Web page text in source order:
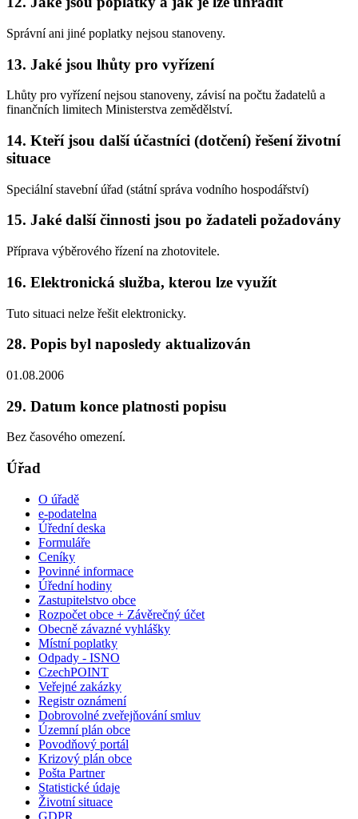
Správní ani jiné poplatky nejsou stanoveny.
13. Jaké jsou lhůty pro vyřízení
Lhůty pro vyřízení nejsou stanoveny, závisí na počtu žadatelů a
finančních limitech Ministerstva zemědělství.
14. Kteří jsou další účastníci (dotčení) řešení životní
situace
Speciální stavební úřad (státní správa vodního hospodářství)
15. Jaké další činnosti jsou po žadateli požadovány
Příprava výběrového řízení na zhotovitele.
16. Elektronická služba, kterou lze využít
Tuto situaci nelze řešit elektronicky.
28. Popis byl naposledy aktualizován
01.08.2006
29. Datum konce platnosti popisu
Bez časového omezení.
Úřad
O úřadě
e-podatelna
Úřední deska
Formuláře
Ceníky
Povinné informace
Úřední hodiny
Zastupitelstvo obce
Rozpočet obce + Závěrečný účet
Obecně závazné vyhlášky
Místní poplatky
Odpady - ISNO
CzechPOINT
Veřejné zakázky
Registr oznámení
Dobrovolné zveřejňování smluv
Územní plán obce
Povodňový portál
Krizový plán obce
Pošta Partner
Statistické údaje
Životní situace
GDPR